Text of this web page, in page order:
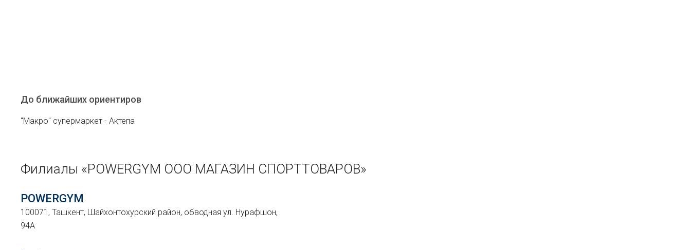
До ближайших ориентиров
"Макро" супермаркет - Актепа
Филиалы «POWERGYM ООО МАГАЗИН СПОРТТОВАРОВ»
POWERGYM
100071, Ташкент, Шайхонтохурский район, обводная ул. Нурафшон,
94А